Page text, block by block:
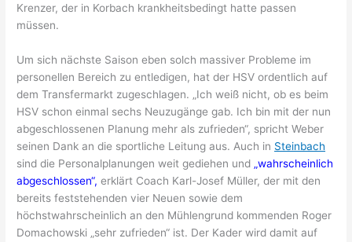
Krenzer, der in Korbach krankheitsbedingt hatte passen
müssen.
Um sich nächste Saison eben solch massiver Probleme im
personellen Bereich zu entledigen, hat der HSV ordentlich auf
dem Transfermarkt zugeschlagen. „Ich weiß nicht, ob es beim
HSV schon einmal sechs Neuzugänge gab. Ich bin mit der nun
abgeschlossenen Planung mehr als zufrieden“, spricht Weber
seinen Dank an die sportliche Leitung aus. Auch in Steinbach
sind die Personalplanungen weit gediehen und „wahrscheinlich
abgeschlossen“, erklärt Coach Karl-Josef Müller, der mit den
bereits feststehenden vier Neuen sowie dem
höchstwahrscheinlich an den Mühlengrund kommenden Roger
Domachowski „sehr zufrieden“ ist. Der Kader wird damit auf